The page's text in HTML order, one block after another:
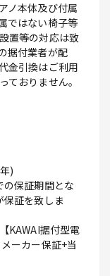
ノ本体及び付属
ではない椅子等
置等の対応は致
据付業者が配
金引換はご利用
ておりません。
)
の保証期間とな
保証を致しま
KAWAI据付型電
ーカー保証+当